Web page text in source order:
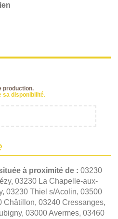
production.
sa disponibilité.
à proximité de : 03230
03230 La Chapelle-aux-
03230 Thiel s/Acolin, 03500
Châtillon, 03240 Cressanges,
03000 Avermes, 03460